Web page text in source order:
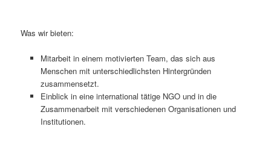
Was wir bieten:
Mitarbeit in einem motivierten Team, das sich aus
Menschen mit unterschiedlichsten Hintergründen
zusammensetzt.
Einblick in eine international tätige NGO und in die
Zusammenarbeit mit verschiedenen Organisationen und
Institutionen.